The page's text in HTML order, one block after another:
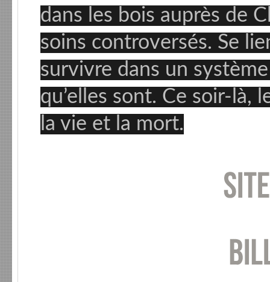
dans les bois auprès de
soins controversés. Se
survivre dans un
qu’elles sont. Ce soir-là,
la vie et la mort.